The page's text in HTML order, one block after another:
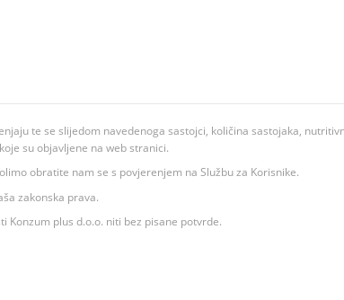
te se slijedom navedenoga sastojci, količina sastojaka,
su objavljene na web stranici.
obratite nam se s povjerenjem na Službu za Korisnike.
zakonska prava.
plus d.o.o. niti bez pisane potvrde.